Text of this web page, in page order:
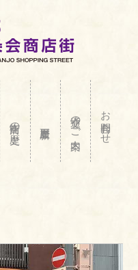
商店街の歴史 交通のご案内 お問合わせ